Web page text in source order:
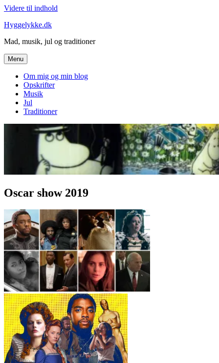
Videre til indhold
Hyggelykke.dk
Mad, musik, jul og traditioner
Menu
Om mig og min blog
Opskrifter
Musik
Jul
Traditioner
Oscar show 2019